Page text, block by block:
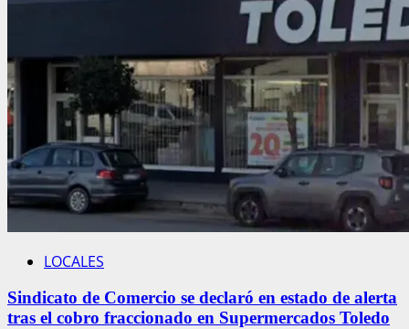
LOCALES
Sindicato de Comercio se declaró en estado de alerta
tras el cobro fraccionado en Supermercados Toledo